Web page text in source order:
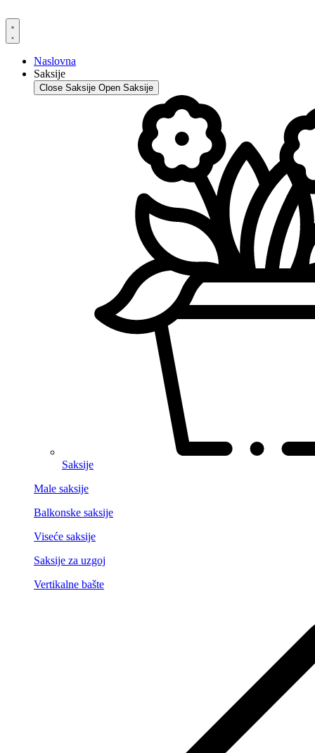
to
content
Naslovna
Saksije
Close Saksije Open Saksije
Saksije
Male saksije
Balkonske saksije
Viseće saksije
Saksije za uzgoj
Vertikalne bašte